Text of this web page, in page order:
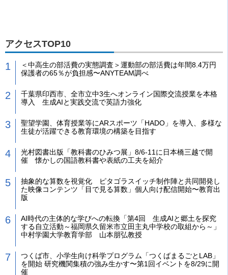
アクセスTOP10
＜中高生の部活費の実態調査＞運動部の部活費は年間8.4万円
保護者の65％が負担感〜ANYTEAM調べ
千葉県印西市、全市立中3生へオンライン国際交流授業を本格
導入 生成AIと実践交流で英語力強化
聖望学園、体育授業等にARスポーツ「HADO」を導入、多様な
生徒が活躍できる教育環境の構築を目指す
光村図書出版「教科書のひみつ展」8/6-11に日本橋三越で開
催 懐かしの国語教科書や表紙の工夫を紹介
抽象的な算数を視覚化 ピタゴラスイッチ制作陣と共同開発し
た映像コンテンツ「目で見る算数」個人向け配信開始〜教育出
版
AI時代の主体的な学びへの転換「第4回 生成AIと郷土を探究
する自立活動～福岡県久留米市立田主丸中学校の取組から～」
中村学園大学教育学部 山本朋弘教授
つくば市、小学生向け科学プログラム「つくばまるごとLAB」
を開始 研究機関集積の強み生かす〜第1回イベントを8/29に開
催